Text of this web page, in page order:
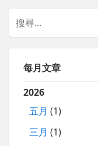
每月文章
2026
五月 (1)
三月 (1)